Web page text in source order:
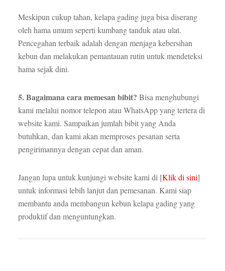
Meskipun cukup tahan, kelapa gading juga bisa diserang
oleh hama umum seperti kumbang tanduk atau ulat.
Pencegahan terbaik adalah dengan menjaga kebersihan
kebun dan melakukan pemantauan rutin untuk mendeteksi
hama sejak dini.
5. Bagaimana cara memesan bibit? Bisa menghubungi
kami melalui nomor telepon atau WhatsApp yang tertera di
website kami. Sampaikan jumlah bibit yang Anda
butuhkan, dan kami akan memproses pesanan serta
pengirimannya dengan cepat dan aman.
Jangan lupa untuk kunjungi website kami di [Klik di sini]
untuk informasi lebih lanjut dan pemesanan. Kami siap
membantu anda membangun kebun kelapa gading yang
produktif dan menguntungkan.